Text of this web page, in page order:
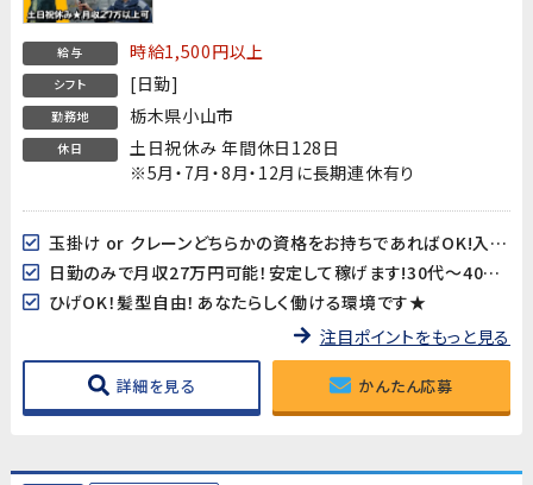
給与 時給1,500円以上
シフト [日勤]
勤務地 栃木県小山市
休日
土日祝休み 年間休日128日
※5月・7月・8月・12月に長期連休有り
玉掛け or クレーンどちらかの資格をお持ちであればOK!入社後、その他必要な資格を費用負担なしで取得できます!
日勤のみで月収27万円可能！安定して稼げます!30代～40代男性活躍中!
ひげOK！髪型自由！あなたらしく働ける環境です★
注目ポイントをもっと見る
詳細を見る かんたん応募